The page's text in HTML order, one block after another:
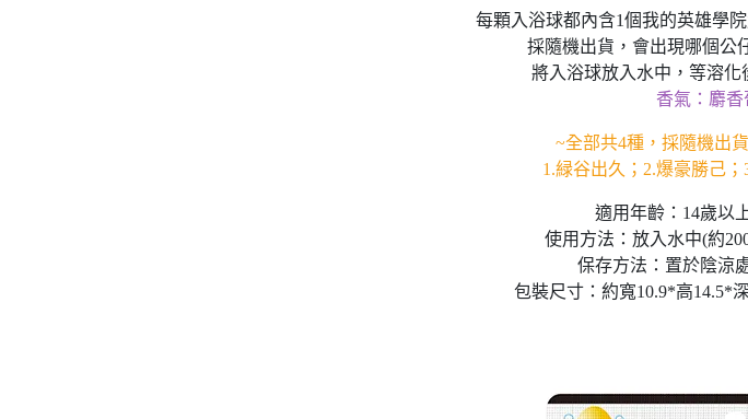
每顆入浴球都內含1個我的英雄學
採隨機出貨，會出現哪個公
將入浴球放入水中，等溶
香氣：麝香
~全部共4種，採隨機出
1.緑谷出久；2.爆豪勝己
適用年齡：14歲以
使用方法：放入水中(約
保存方法：置於陰涼
包裝尺寸：約寬10.9*高14.5*